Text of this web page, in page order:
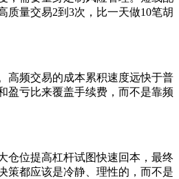
质量交易2到3次，比一天做10笔胡
高频交易的成本累积速度远快于普
盈亏比来覆盖手续费，而不是靠频
仓位提高杠杆试图快速回本，最终
策都应该是冷静、理性的，而不是